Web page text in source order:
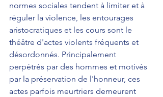
normes sociales tendent à limiter et à
réguler la violence, les entourages
aristocratiques et les cours sont le
théâtre d'actes violents fréquents et
désordonnés. Principalement
perpétrés par des hommes et motivés
par la préservation de l'honneur, ces
actes parfois meurtriers demeurent